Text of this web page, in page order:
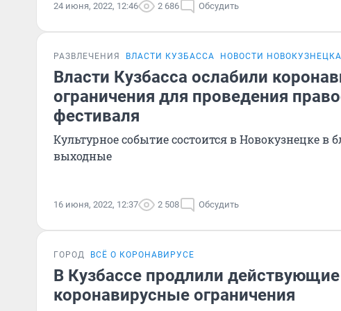
24 июня, 2022, 12:46 2 686 Обсудить
РАЗВЛЕЧЕНИЯ ВЛАСТИ КУЗБАССА НОВОСТИ НОВОКУЗНЕЦКА
Власти Кузбасса ослабили
ограничения для проведения
фестиваля
Культурное событие состоится в Новокузнецке в
выходные
16 июня, 2022, 12:37 2 508 Обсудить
ГОРОД ВСЁ О КОРОНАВИРУСЕ
В Кузбассе продлили действующие
коронавирусные ограничения